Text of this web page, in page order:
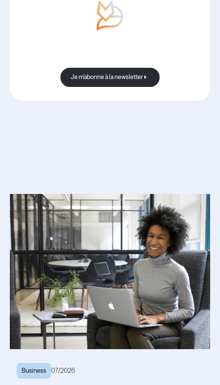
Je m'abonne à la newsletter
Je m'abonne à la newsletter
Business 07/2026